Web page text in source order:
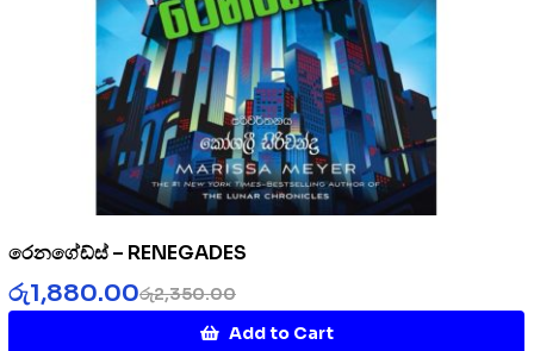
රෙනගේඩ්ස් – RENEGADES
රු2,350.00
රු1,880.00
Add to Cart